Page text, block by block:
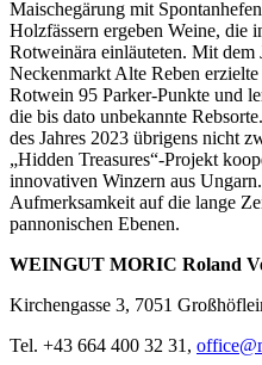
Maischegärung mit
Holzfässern ergeben Weine, die
Rotweinära einläuteten. Mit dem
Neckenmarkt Alte Reben
Rotwein 95 Parker-Punkte und
die bis dato unbekannte
des Jahres 2023 übrigens nicht
„Hidden Treasures“-Projekt
innovativen Winzern aus
Aufmerksamkeit auf die lange
pannonischen Ebenen.
WEINGUT MORIC Roland
Kirchengasse 3, 7051
Tel. +43 664 400 32 31,